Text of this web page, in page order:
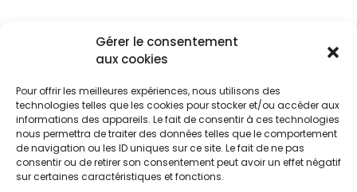
Gérer le consentement
aux cookies
Pour offrir les meilleures expériences, nous utilisons des
technologies telles que les cookies pour stocker et/ou accéder aux
informations des appareils. Le fait de consentir à ces technologies
nous permettra de traiter des données telles que le comportement
de navigation ou les ID uniques sur ce site. Le fait de ne pas
consentir ou de retirer son consentement peut avoir un effet négatif
sur certaines caractéristiques et fonctions.
Nous joindre
Tél. 450 546-2703
Restez informés
Abonnez-vous aux alertes municipales